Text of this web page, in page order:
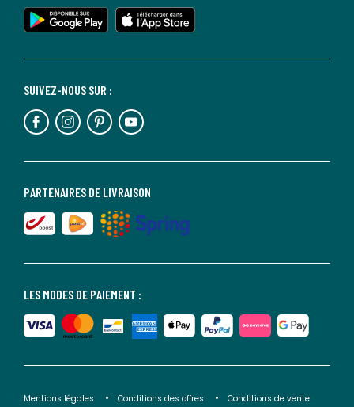
LES MODES DE PAIEMENT :
PARTENAIRES DE LIVRAISON
SUIVEZ-NOUS SUR :
Mentions légales Conditions des offres
Conditions de vente